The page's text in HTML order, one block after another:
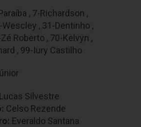
, 7-Richardson ,
Wescley , 31-Dentinho ,
Roberto , 70-Kelvyn ,
, 99-Iury Castilho
Lucas Silvestre
Celso Rezende
Everaldo Santana